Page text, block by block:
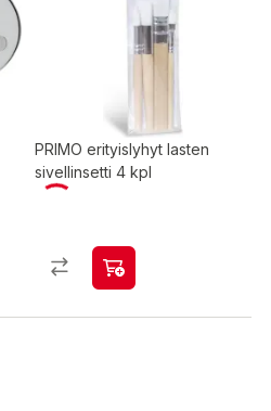
PRIMO erityislyhyt lasten
sivellinsetti 4 kpl